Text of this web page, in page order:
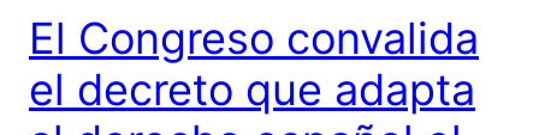
El Congreso convalida
el decreto que adapta